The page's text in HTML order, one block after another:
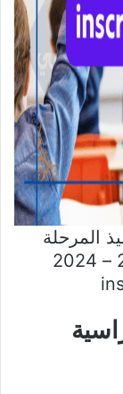
المرحلة
الابتدائية للسنة الدراسية 2023 – 2024